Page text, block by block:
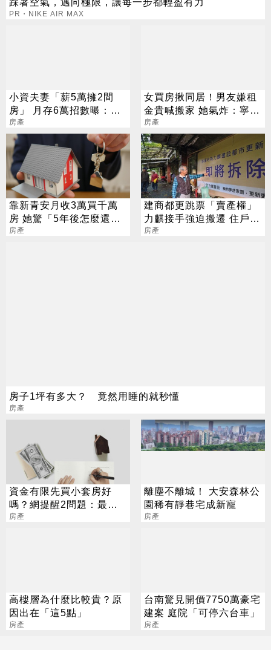
PR・NIKE AIR MAX
小資夫妻「薪5萬擁2間
房」 月存6萬招數曝：別
太早買車
房產
女買房揪同居！男友嫌租
金貴喊搬家 她氣炸：寧可
給外人賺
房產
靠新青安月收3萬買千萬
房 她驚「5年後怎麼還」
內行人：銀行也不傻
房產
建商都更跳票「賣產權」
力麒接手強迫搬遷 住戶
怒：住60多年變別人的
房產
房子1坪有多大？ 竟然用睡的就秒懂
房產
資金有限先買小套房好
嗎？網提醒2問題：最好
不要
房產
離塵不離城！ 大安森林公
園稀有靜巷宅成新寵
房產
高樓層為什麼比較貴？原
因出在「這5點」
房產
台南驚見開價7750萬豪宅
建案 庭院「可停六台車」
房產